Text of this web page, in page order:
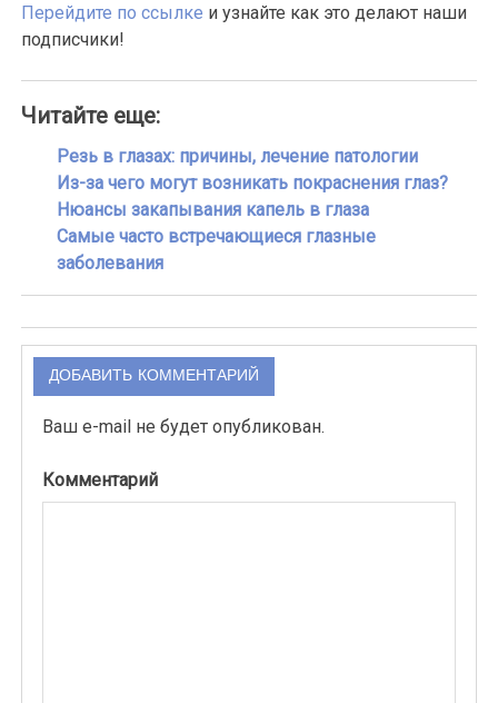
Перейдите по ссылке и узнайте как это делают наши
подписчики!
Читайте еще:
Резь в глазах: причины, лечение патологии
Из-за чего могут возникать покраснения глаз?
Нюансы закапывания капель в глаза
Самые часто встречающиеся глазные
заболевания
ДОБАВИТЬ КОММЕНТАРИЙ
Ваш e-mail не будет опубликован.
Комментарий